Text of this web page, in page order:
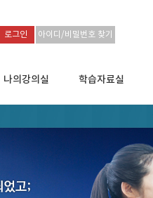
아이디/비밀번호 찾기
나의강의실 학습자료실